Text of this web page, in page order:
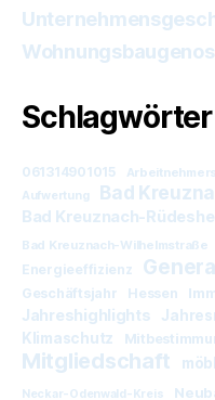
Schlagwörter
061314901015
Aufwertung Bad
Bad Kreuznach-
Bad Kreuznach-Wilhelmstraße
Energieeffizienz
Geschäftsjahr Hessen
Jahreshighlights
Klimaschutz
Mitgliedschaft
Neckar-Odenwald-Kreis